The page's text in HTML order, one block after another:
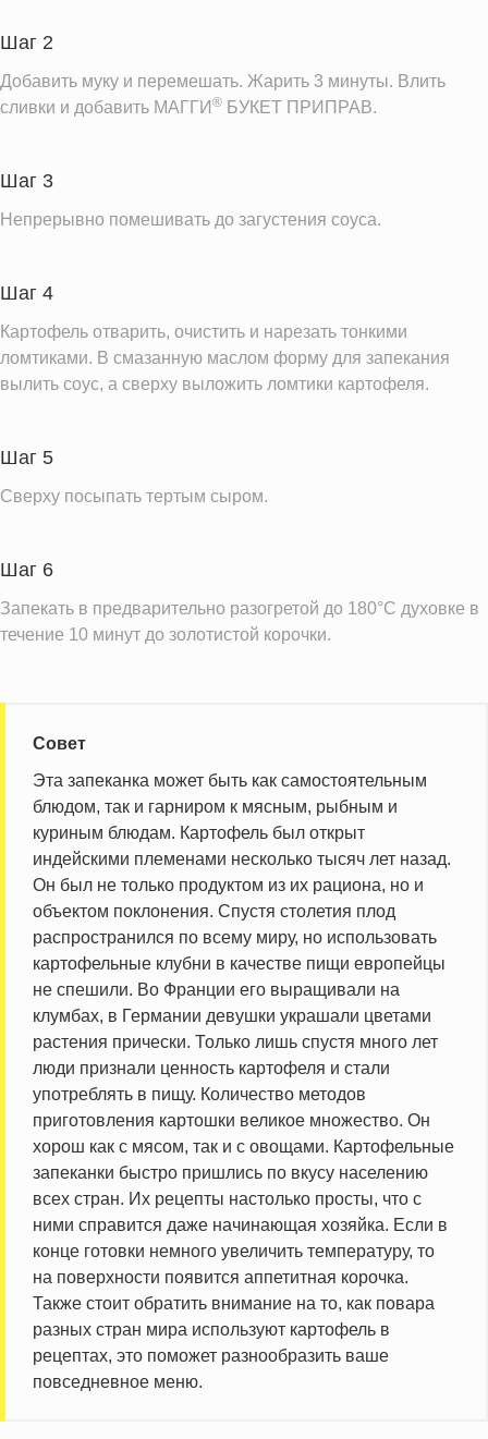
Шаг 2
Добавить муку и перемешать. Жарить 3 минуты. Влить
сливки и добавить МАГГИ ® БУКЕТ ПРИПРАВ.
Шаг 3
Непрерывно помешивать до загустения соуса.
Шаг 4
Картофель отварить, очистить и нарезать тонкими
ломтиками. В смазанную маслом форму для запекания
вылить соус, а сверху выложить ломтики картофеля.
Шаг 5
Сверху посыпать тертым сыром.
Шаг 6
Запекать в предварительно разогретой до 180°С духовке в
течение 10 минут до золотистой корочки.
Совет
Эта запеканка может быть как самостоятельным
блюдом, так и гарниром к мясным, рыбным и
куриным блюдам. Картофель был открыт
индейскими племенами несколько тысяч лет назад.
Он был не только продуктом из их рациона, но и
объектом поклонения. Спустя столетия плод
распространился по всему миру, но использовать
картофельные клубни в качестве пищи европейцы
не спешили. Во Франции его выращивали на
клумбах, в Германии девушки украшали цветами
растения прически. Только лишь спустя много лет
люди признали ценность картофеля и стали
употреблять в пищу. Количество методов
приготовления картошки великое множество. Он
хорош как с мясом, так и с овощами. Картофельные
запеканки быстро пришлись по вкусу населению
всех стран. Их рецепты настолько просты, что с
ними справится даже начинающая хозяйка. Если в
конце готовки немного увеличить температуру, то
на поверхности появится аппетитная корочка.
Также стоит обратить внимание на то, как повара
разных стран мира используют картофель в
рецептах, это поможет разнообразить ваше
повседневное меню.